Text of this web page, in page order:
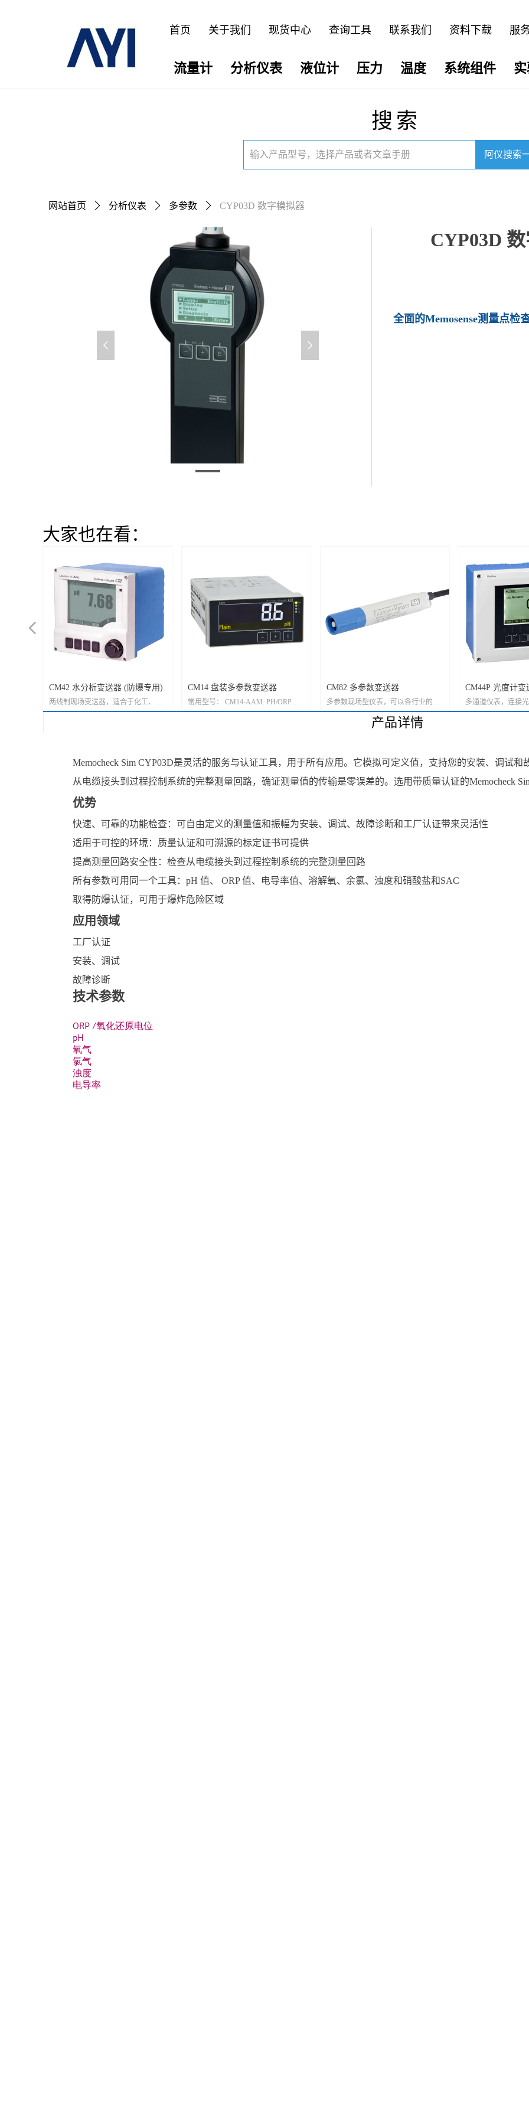
首页 关于我们 现货中心 查询工具 联系我们 资料下载 服
阿仪搜索
流量计 分析仪表 液位计 压力 温度 系统组件
搜索
网站首页 ꄲ 分析仪表 ꄲ 多参数 ꄲ CYP03D 数字模拟器
产品详情
Memocheck Sim CYP03D是灵活的服务与认证工具，用于所有应用。它模拟可定义值，支持您的安装、调试和
从电缆接头到过程控制系统的完整测量回路，确证测量值的传输是零误差的。选用带质量认证的Memocheck
优势
快速、可靠的功能检查：可自由定义的测量值和振幅为安装、调试、故障诊断和工厂认证带来灵活性
适用于可控的环境：质量认证和可溯源的标定证书可提供
提高测量回路安全性：检查从电缆接头到过程控制系统的完整测量回路
所有参数可用同一个工具：pH 值、 ORP 值、电导率值、溶解氧、余氯、浊度和硝酸盐和SAC
取得防爆认证，可用于爆炸危险区域
应用领域
工厂认证
安装、调试
故障诊断
技术参数
CYP03D
全面的Memosense测量点检
넳 넲
CM42 水分析变送器 (防爆专用)
两线制现场变送器，适合于化工、生
命科学和食品行业的危险和非危险区
CM14 盘装多参数变送器
常用型号： CM14-AAM: PH/ORP测
量 CM14-AAK: 电导式电导率测量
CM82 多参数变送器
多参数现场型仪表，可以各行业的在
危险区和非危险区中使用
CM44P 光度计变
多通道仪表，连接
Memosens传感器
넳
大家也在看：